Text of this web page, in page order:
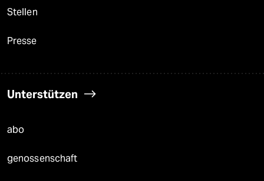
Stellen
Presse
Unterstützen
abo
genossenschaft